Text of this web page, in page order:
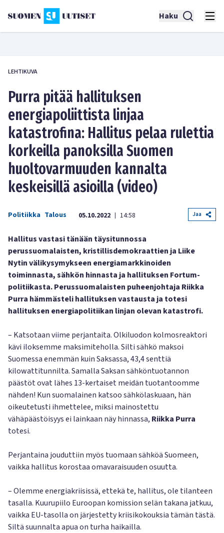
Haku
LEHTIKUVA
Purra pitää hallituksen
energiapoliittista linjaa
katastrofina: Hallitus pelaa rulettia
korkeilla panoksilla Suomen
huoltovarmuuden kannalta
keskeisillä asioilla (video)
Politiikka Talous 05.10.2022 | 14:58 Jaa
Hallitus vastasi tänään täysitunnossa
perussuomalaisten, kristillisdemokraattien ja Liike
Nytin välikysymykseen energiamarkkinoiden
toiminnasta, sähkön hinnasta ja hallituksen Fortum-
politiikasta. Perussuomalaisten puheenjohtaja Riikka
Purra hämmästeli hallituksen vastausta ja totesi
hallituksen energiapolitiikan linjan olevan katastrofi.
– Katsotaan viime perjantaita. Olkiluodon kolmosreaktori
kävi iloksemme maksimiteholla. Silti sähkö maksoi
Suomessa enemmän kuin Saksassa, 43,4 senttiä
kilowattitunnilta. Samalla Saksan sähköntuotannon
päästöt ovat lähes 13-kertaiset meidän tuotantoomme
nähden! Kun suomalainen katsoo sähkölaskuaan, hän
oikeutetusti ihmettelee, miksi mainostettu
vähäpäästöisyys ei lainkaan näy hinnassa, Riikka Purra
totesi.
Perjantaina jouduttiin myös tuomaan sähköä Suomeen,
vaikka hallitus korostaa omavaraisuuden osuutta.
– Olemme energiakriisissä, ettekä te, hallitus, ole tilanteen
tasalla. Kuurupiilo Euroopan komission selän takana jatkuu,
vaikka EU-tasolla on järjestetty kriisikokouksia tämän tästä.
Siltä suunnalta apua on turha haikailla.